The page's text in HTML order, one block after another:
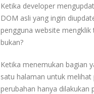
Ketika developer
DOM asli yang ingin
pengguna website
bukan?
Ketika menemukan bagian
satu halaman untuk
perubahan hanya dilakukan